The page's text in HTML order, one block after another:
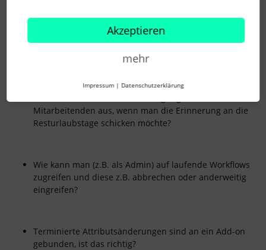
eine Abwesenheitsart auswählen. Wichtig wäre aber,
dass alle Abwesenheitstage des Typs "Krankheit"
zusammen gezahlt werden. Oder mache ich was
Mitarbeitenden aus, wenn man die Erinnerung an die
Resturlaubstage schicken möchte?
Wie kann man (z.B. als Admin) auf laufende Workflows
zugreifen und diese z.B. abbrechen oder anderweitig
eingreifen?
Terminierte Attributsänderungen sind an ein Add-on
gebunden, ist das richtig?
Akzeptieren
mehr
Impressum | Datenschutzerklärung